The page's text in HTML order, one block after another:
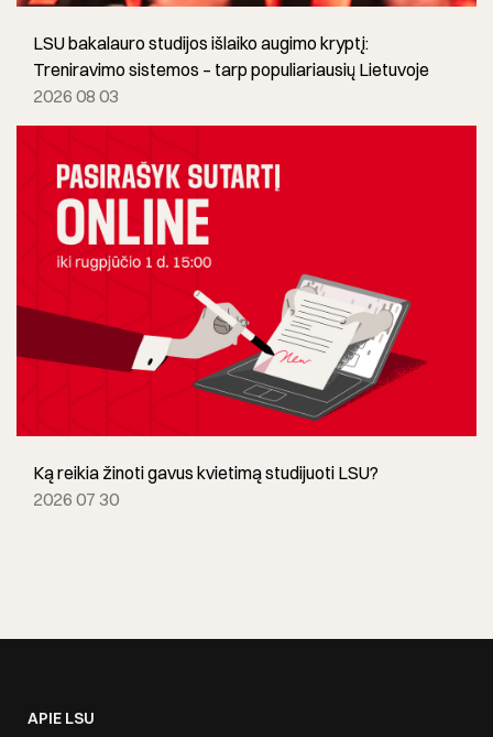
LSU bakalauro studijos išlaiko augimo kryptį:
Treniravimo sistemos – tarp populiariausių Lietuvoje
2026 08 03
Ką reikia žinoti gavus kvietimą studijuoti LSU?
2026 07 30
APIE LSU